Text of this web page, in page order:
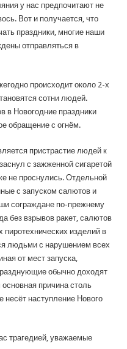
у нас предпочитают не
Вот и получается, что
праздники, многие наши
отправляться в
происходит около 2-х
сотни людей.
в Новогодние праздники
обращение с огнём.
пристрастие людей к
с зажженной сигаретой
не проснулись. Отдельной
с запуском салютов и
сограждане по-прежнему
без взрывов ракет, салютов
пиротехнических изделий в
людьми с нарушением всех
от мест запуска,
обычно доходят
причина столь
несёт наступление Нового
трагедией, уважаемые